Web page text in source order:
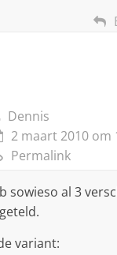
Dennis
2 maart 2010 om
Permalink
sowieso al 3
variant: